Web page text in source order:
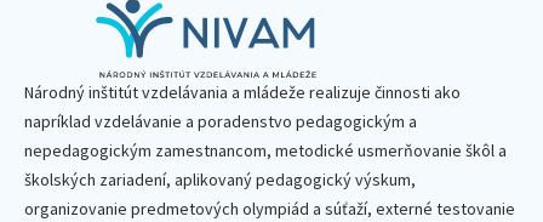
Národný inštitút vzdelávania a mládeže realizuje činnosti ako
napríklad vzdelávanie a poradenstvo pedagogickým a
nepedagogickým zamestnancom, metodické usmerňovanie škôl a
školských zariadení, aplikovaný pedagogický výskum,
organizovanie predmetových olympiád a súťaží, externé testovanie